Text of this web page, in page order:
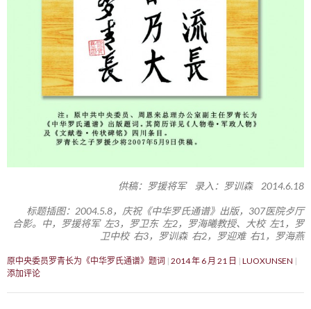
供稿：罗援将军 录入：罗训森 2014.6.18
标题插图：2004.5.8，庆祝《中华罗氏通谱》出版，307医院歺厅
合影。中，罗援将军 左3，罗卫东 左2，罗海曦教授、大校 左1，罗
卫中校 右3，罗训森 右2，罗迎难 右1，罗海燕
原中央委员罗青长为《中华罗氏通谱》题词 2014 年 6 月 21 日
LUOXUNSEN
添加评论